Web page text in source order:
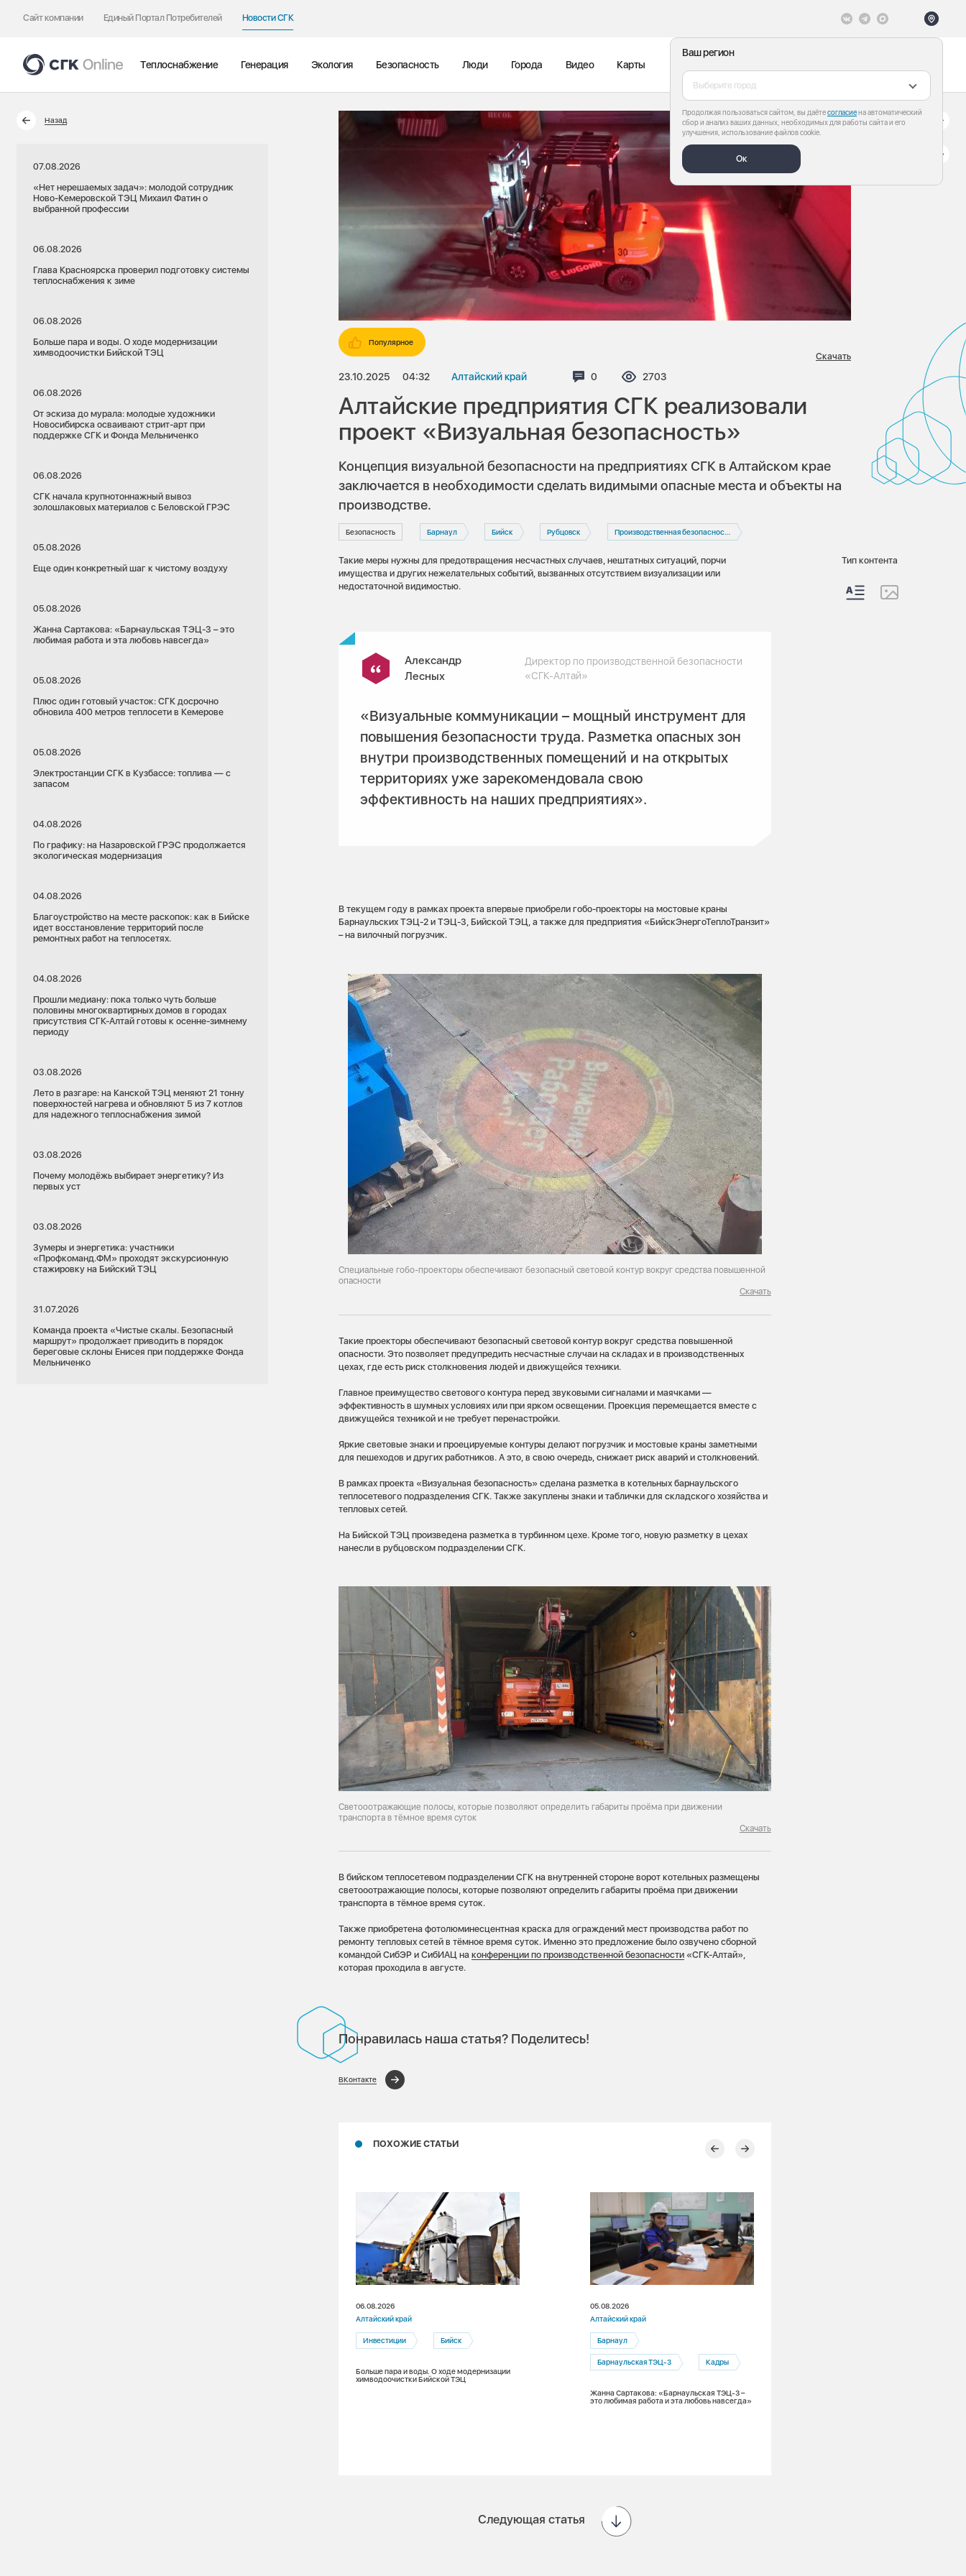
Сайт компании Единый Портал Потребителей Новости СГК
Ваш регион
Выберите город
Продолжая пользоваться сайтом, вы даётесогласиена автоматический
сбор и анализ ваших данных, необходимых для работы сайта и его
улучшения, использование файлов cookie.
Ок
Теплоснабжение Генерация Экология Безопасность Люди Города Видео Карты
Назад
07.08.2026
«Нет нерешаемых задач»: молодой сотрудник
Ново-Кемеровской ТЭЦ Михаил Фатин о
выбранной профессии
06.08.2026
Глава Красноярска проверил подготовку системы
теплоснабжения к зиме
06.08.2026
Больше пара и воды. О ходе модернизации
химводоочистки Бийской ТЭЦ
06.08.2026
От эскиза до мурала: молодые художники
Новосибирска осваивают стрит-арт при
поддержке СГК и Фонда Мельниченко
06.08.2026
СГК начала крупнотоннажный вывоз
золошлаковых материалов с Беловской ГРЭС
05.08.2026
Еще один конкретный шаг к чистому воздуху
05.08.2026
Жанна Сартакова: «Барнаульская ТЭЦ-3 – это
любимая работа и эта любовь навсегда»
05.08.2026
Плюс один готовый участок: СГК досрочно
обновила 400 метров теплосети в Кемерове
05.08.2026
Электростанции СГК в Кузбассе: топлива — с
запасом
04.08.2026
По графику: на Назаровской ГРЭС продолжается
экологическая модернизация
04.08.2026
Благоустройство на месте раскопок: как в Бийске
идет восстановление территорий после
ремонтных работ на теплосетях.
04.08.2026
Прошли медиану: пока только чуть больше
половины многоквартирных домов в городах
присутствия СГК-Алтай готовы к осенне-зимнему
периоду
03.08.2026
Лето в разгаре: на Канской ТЭЦ меняют 21 тонну
поверхностей нагрева и обновляют 5 из 7 котлов
для надежного теплоснабжения зимой
03.08.2026
Почему молодёжь выбирает энергетику? Из
первых уст
03.08.2026
Зумеры и энергетика: участники
«Профкоманд.ФМ» проходят экскурсионную
стажировку на Бийский ТЭЦ
31.07.2026
Команда проекта «Чистые скалы. Безопасный
маршрут» продолжает приводить в порядок
береговые склоны Енисея при поддержке Фонда
Мельниченко
Популярное
23.10.2025 04:32 Алтайский край Комментариев:
0 Просмотров:
2703
Скачать
Алтайские предприятия СГК реализовали
проект «Визуальная безопасность»
Концепция визуальной безопасности на предприятиях СГК в Алтайском крае
заключается в необходимости сделать видимыми опасные места и объекты на
производстве.
Безопасность Барнаул Бийск Рубцовск Производственная безопасность
Такие меры нужны для предотвращения несчастных случаев, нештатных ситуаций, порчи
имущества и других нежелательных событий, вызванных отсутствием визуализации или
недостаточной видимостью.
Александр
Лесных
Директор по производственной безопасности
«СГК-Алтай»
«Визуальные коммуникации – мощный инструмент для
повышения безопасности труда. Разметка опасных зон
внутри производственных помещений и на открытых
территориях уже зарекомендовала свою
эффективность на наших предприятиях».
В текущем году в рамках проекта впервые приобрели гобо-проекторы на мостовые краны
Барнаульских ТЭЦ-2 и ТЭЦ-3, Бийской ТЭЦ, а также для предприятия «БийскЭнергоТеплоТранзит»
– на вилочный погрузчик.
Специальные гобо-проекторы обеспечивают безопасный световой контур вокруг средства повышенной
опасности
Скачать
Такие проекторы обеспечивают безопасный световой контур вокруг средства повышенной
опасности. Это позволяет предупредить несчастные случаи на складах и в производственных
цехах, где есть риск столкновения людей и движущейся техники.
Главное преимущество светового контура перед звуковыми сигналами и маячками —
эффективность в шумных условиях или при ярком освещении. Проекция перемещается вместе с
движущейся техникой и не требует перенастройки.
Яркие световые знаки и проецируемые контуры делают погрузчик и мостовые краны заметными
для пешеходов и других работников. А это, в свою очередь, снижает риск аварий и столкновений.
В рамках проекта «Визуальная безопасность» сделана разметка в котельных барнаульского
теплосетевого подразделения СГК. Также закуплены знаки и таблички для складского хозяйства и
тепловых сетей.
На Бийской ТЭЦ произведена разметка в турбинном цехе. Кроме того, новую разметку в цехах
нанесли в рубцовском подразделении СГК.
Светооотражающие полосы, которые позволяют определить габариты проёма при движении
транспорта в тёмное время суток
Скачать
В бийском теплосетевом подразделении СГК на внутренней стороне ворот котельных размещены
светооотражающие полосы, которые позволяют определить габариты проёма при движении
транспорта в тёмное время суток.
Также приобретена фотолюминесцентная краска для ограждений мест производства работ по
ремонту тепловых сетей в тёмное время суток. Именно это предложение было озвучено сборной
командой СибЭР и СибИАЦ наконференции по производственной безопасности «СГК-Алтай»,
которая проходила в августе.
Понравилась наша статья? Поделитесь!
ВКонтакте
ПОХОЖИЕ СТАТЬИ
06.08.2026
Алтайский край
Инвестиции Бийск
Больше пара и воды. О ходе модернизации
химводоочистки Бийской ТЭЦ
05.08.2026
Алтайский край
Барнаул
Барнаульская ТЭЦ-3 Кадры
Жанна Сартакова: «Барнаульская ТЭЦ-3 –
это любимая работа и эта любовь навсегда»
Следующая статья
Тип контента